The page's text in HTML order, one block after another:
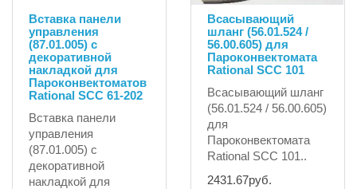
Вставка панели
управления
(87.01.005) с
декоративной
накладкой для
Пароконвектоматов
Rational SCC 61-202
Вставка панели
управления
(87.01.005) с
декоративной
накладкой для
Всасывающий
шланг (56.01.524 /
56.00.605) для
Пароконвектомата
Rational SCC 101
Всасывающий шланг
(56.01.524 / 56.00.605)
для
Пароконвектомата
Rational SCC 101..
2431.67руб.